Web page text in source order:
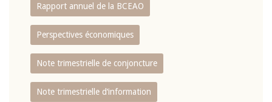
Rapport annuel de la BCEAO
Perspectives économiques
Note trimestrielle de conjoncture
Note trimestrielle d‘information